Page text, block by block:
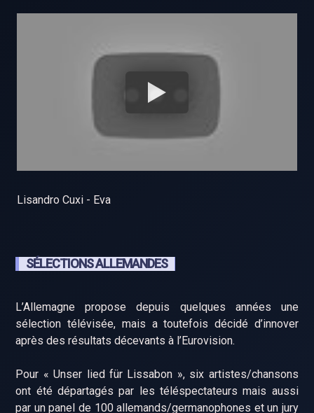
Lisandro Cuxi - Eva
SÉLECTIONS ALLEMANDES
L’Allemagne propose depuis quelques années une
sélection télévisée, mais a toutefois décidé d’innover
après des résultats décevants à l’Eurovision.
Pour « Unser lied für Lissabon », six artistes/chansons
ont été départagés par les téléspectateurs mais aussi
par un panel de 100 allemands/germanophones et un jury